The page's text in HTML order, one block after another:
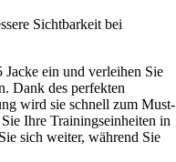
Sichtbarkeit bei
ein und verleihen Sie
Dank des perfekten
wird sie schnell zum Must-
Ihre Trainingseinheiten in
sich weiter, während Sie